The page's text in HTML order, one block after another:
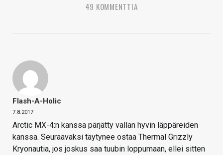
49 KOMMENTTIA
Flash-A-Holic
7.8.2017
Arctic MX-4:n kanssa pärjätty vallan hyvin läppäreiden
kanssa. Seuraavaksi täytynee ostaa Thermal Grizzly
Kryonautia, jos joskus saa tuubin loppumaan, ellei sitten